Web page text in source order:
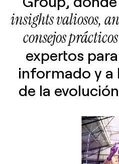
insights valiosos,
consejos prácticos
expertos
informado y a
de la